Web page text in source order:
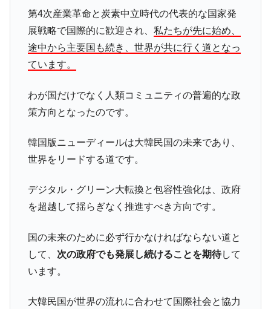
1.9倍！
『Money1』
在韓米国大使スティールが着韓！⇒ さっそ
く空港に詰めかけ「出て行け！」「極右勢力」のプラカー
ドを掲げる「在韓反米勢力」
ータセンター整備」⇒ だから無理だってば。
『Money1』
JPモルガン「韓国レバレッジETFの清算は
『Money1』
韓国『国民年金公団』株価暴落で200兆蒸
発。
ャンペーン」⇒ あの名物教授も登場！
韓国「橋が落ちました」⇒ 耐久性「なさす
『Money1』
韓国鉄鋼最大手『POSCO』ズブズブ沈む。
営業利益80.2％も減少
塊！
第4次産業革命と炭素中立時代の代表的な国家発
展戦略で国際的に歓迎され、 私たちが先に始め、
途中から主要国も続き、世界が共に行く道となっ
ています。
わが国だけでなく人類コミュニティの普遍的な政
策方向となったのです。
韓国版ニューディールは大韓民国の未来であり、
世界をリードする道です。
デジタル・グリーン大転換と包容性強化は、政府
を超越して揺らぎなく推進すべき方向です。
国の未来のために必ず行かなければならない道と
して、 次の政府でも発展し続けることを期待して
います。
大韓民国が世界の流れに合わせて国際社会と協力